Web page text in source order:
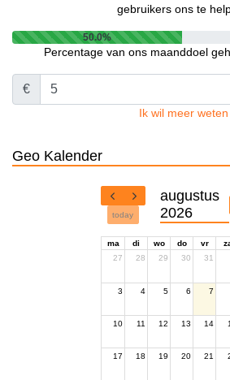
gebruikers ons te
50.0%
Percentage van ons maanddoel
€
Ik wil meer weten
Geo Kalender
today
augustus
2026
ma di wo do vr
27
28 29 30 31
3 4 5 6 7
10 11 12 13 14
17 18 19 20 21